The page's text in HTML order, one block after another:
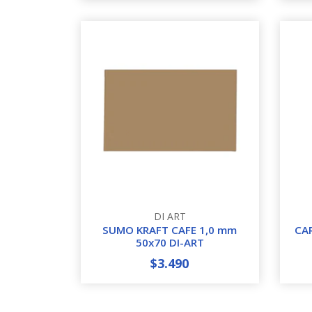
DI ART
SUMO KRAFT CAFE 1,0 mm
50x70 DI-ART
+
$3.490